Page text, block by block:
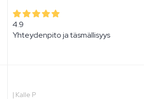
4.9
Yhteydenpito ja täsmällisyys
| Kalle P